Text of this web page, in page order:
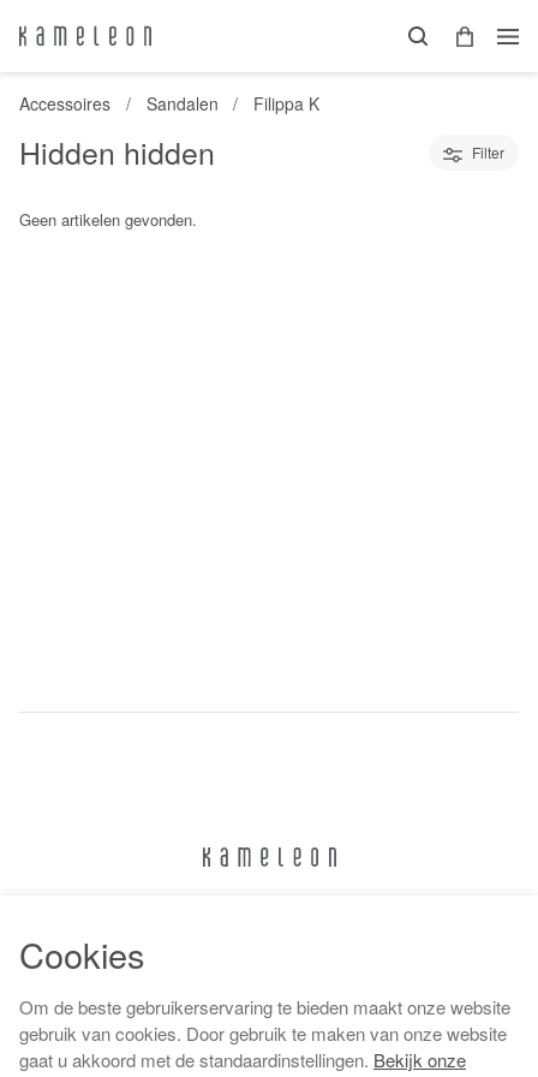
Accessoires Sandalen Filippa K
Hidden hidden Filter
Geen artikelen gevonden.
Algemene voorwaarden
Cookies
Om de beste gebruikerservaring te bieden maakt onze website
gebruik van cookies. Door gebruik te maken van onze website
gaat u akkoord met de standaardinstellingen. Bekijk onze